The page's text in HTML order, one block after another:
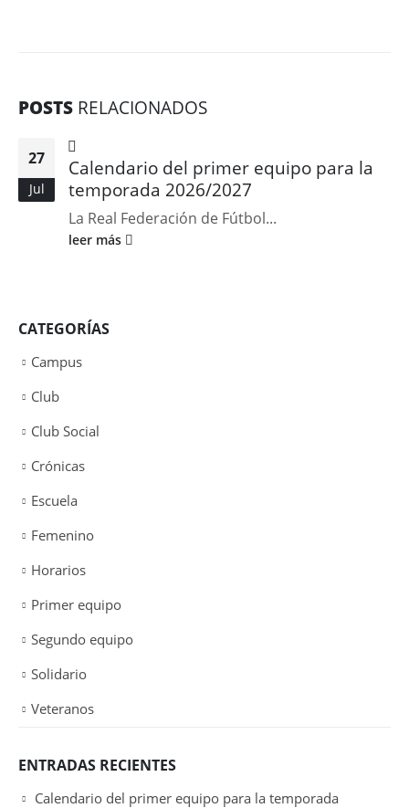
POSTS RELACIONADOS
27
Jul
Calendario del primer equipo para la
temporada 2026/2027
La Real Federación de Fútbol...
leer más
CATEGORÍAS
Campus
Club
Club Social
Crónicas
Escuela
Femenino
Horarios
Primer equipo
Segundo equipo
Solidario
Veteranos
ENTRADAS RECIENTES
Calendario del primer equipo para la temporada